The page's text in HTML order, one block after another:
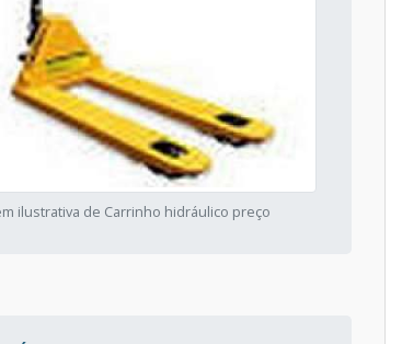
ilustrativa de Carrinho hidráulico preço